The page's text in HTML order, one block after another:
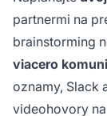
partnermi na
brainstorming
viacero
oznamy, Slack
videohovory